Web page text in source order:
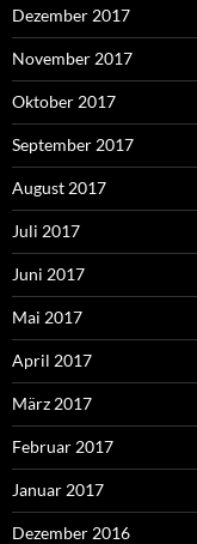
Dezember 2017
November 2017
Oktober 2017
September 2017
August 2017
Juli 2017
Juni 2017
Mai 2017
April 2017
März 2017
Februar 2017
Januar 2017
Dezember 2016